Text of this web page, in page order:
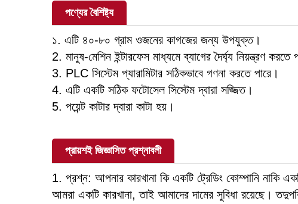
পণ্যের বৈশিষ্ট্য
১. এটি ৪০-৮০ গ্রাম ওজনের কাগজের জন্য উপযুক্ত।
2. মানুষ-মেশিন ইন্টারফেস মাধ্যমে ব্যাগের দৈর্ঘ্য নিয়ন্ত্রণ করতে
3. PLC সিস্টেম প্যারামিটার সঠিকভাবে গণনা করতে পারে।
4. এটি একটি সঠিক ফটোসেল সিস্টেম দ্বারা সজ্জিত।
5. পয়েন্ট কাটার দ্বারা কাটা হয়।
প্রায়শই জিজ্ঞাসিত প্রশ্নাবলী
1. প্রশ্ন: আপনার কারখানা কি একটি ট্রেডিং কোম্পানি নাকি
আমরা একটি কারখানা, তাই আমাদের দামের সুবিধা রয়েছে।